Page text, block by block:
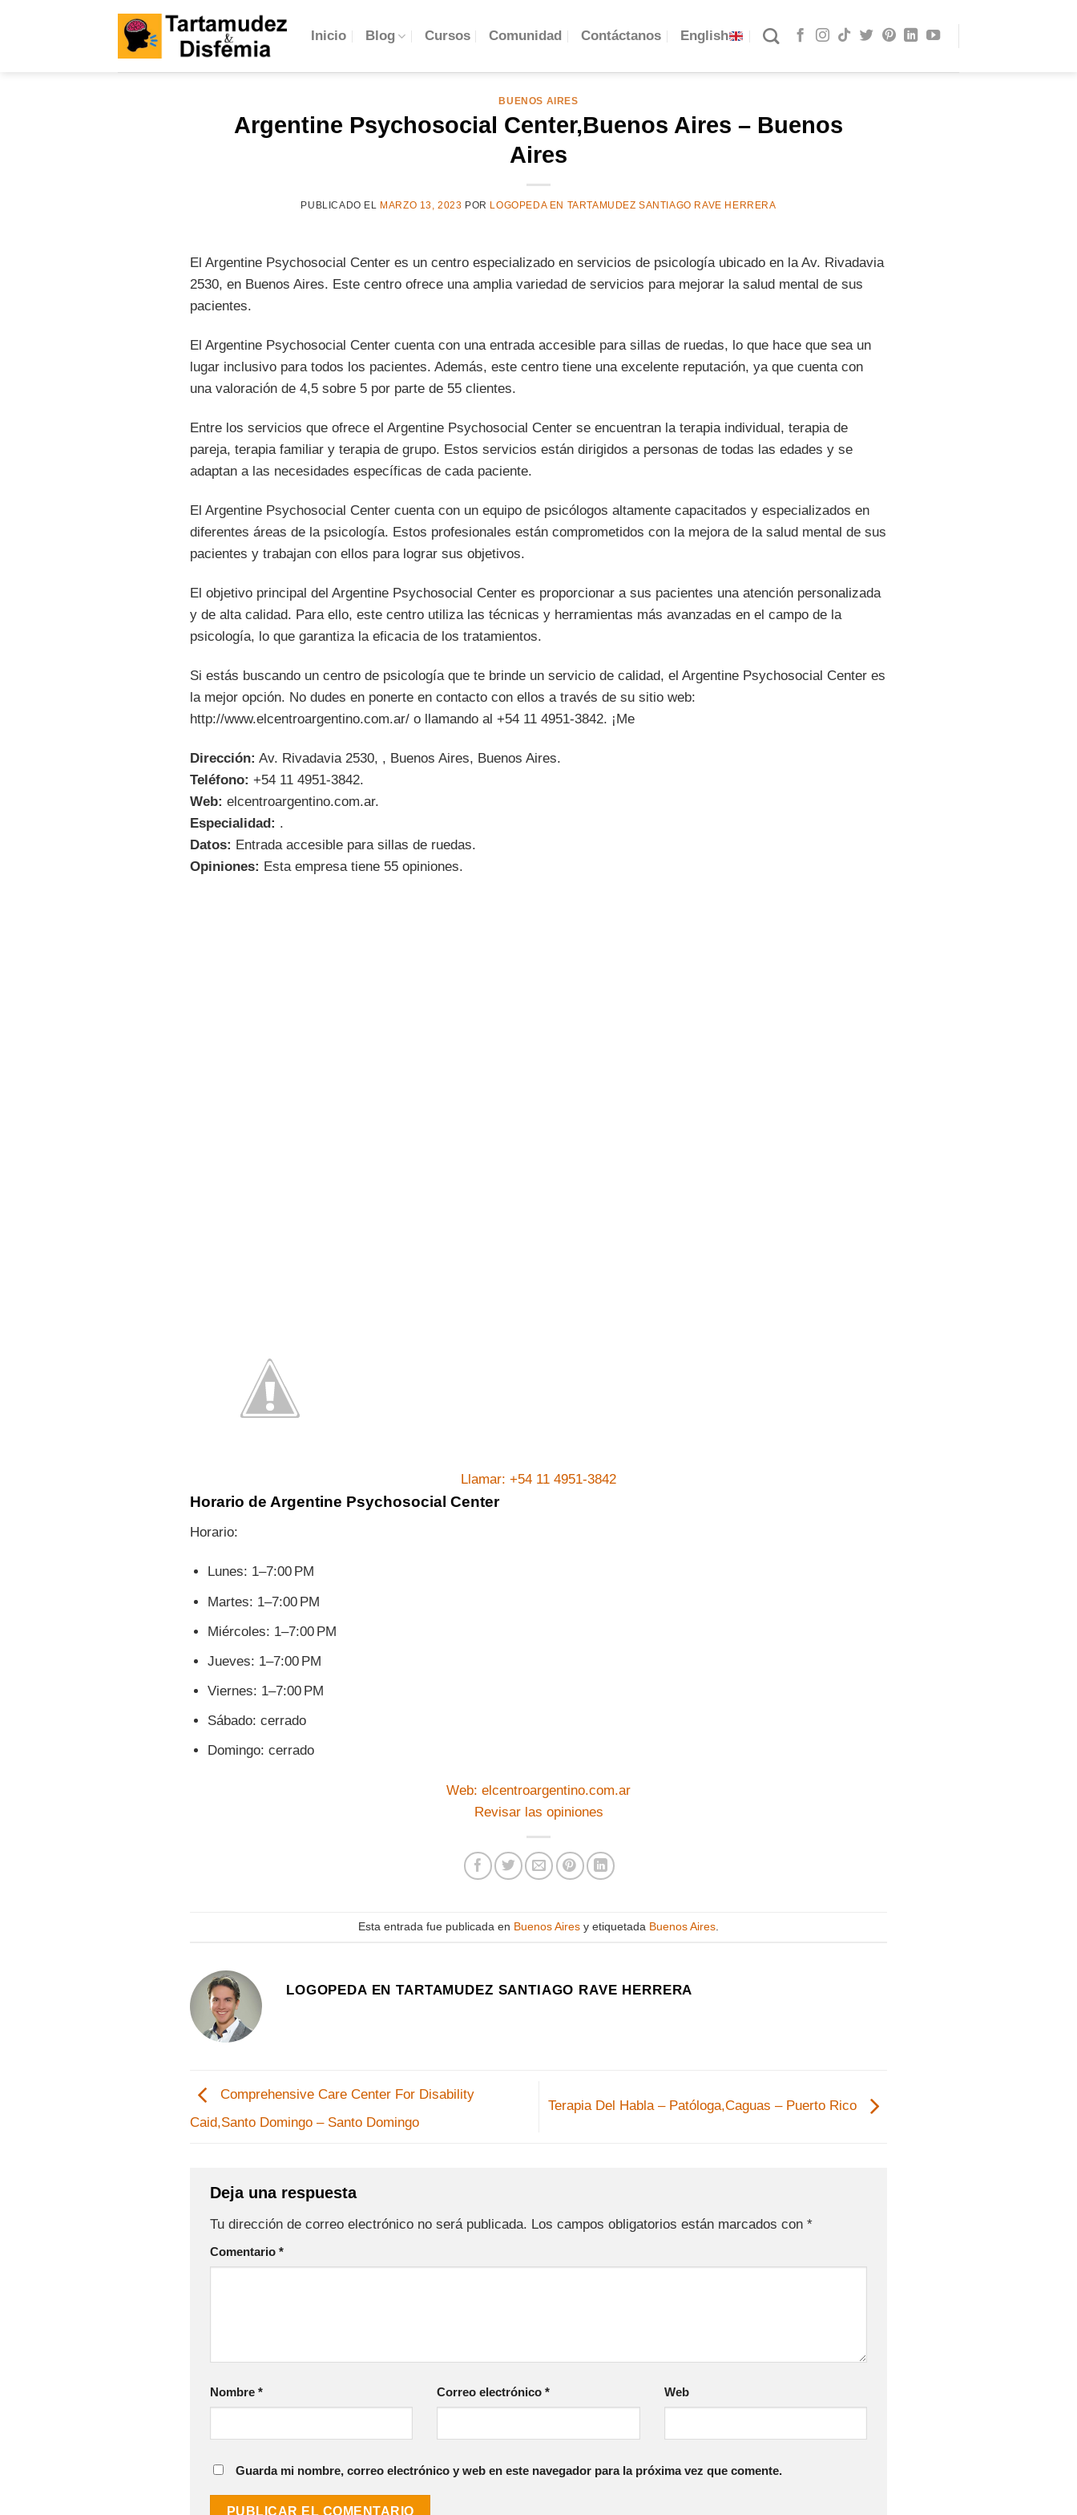
Inicio Blog Cursos Comunidad Contáctanos English
BUENOS AIRES
Argentine Psychosocial Center,Buenos Aires – Buenos
Aires
PUBLICADO EL MARZO 13, 2023 POR LOGOPEDA EN TARTAMUDEZ SANTIAGO RAVE HERRERA
El Argentine Psychosocial Center es un centro especializado en servicios de psicología ubicado en la Av. Rivadavia
2530, en Buenos Aires. Este centro ofrece una amplia variedad de servicios para mejorar la salud mental de sus
pacientes.
El Argentine Psychosocial Center cuenta con una entrada accesible para sillas de ruedas, lo que hace que sea un
lugar inclusivo para todos los pacientes. Además, este centro tiene una excelente reputación, ya que cuenta con
una valoración de 4,5 sobre 5 por parte de 55 clientes.
Entre los servicios que ofrece el Argentine Psychosocial Center se encuentran la terapia individual, terapia de
pareja, terapia familiar y terapia de grupo. Estos servicios están dirigidos a personas de todas las edades y se
adaptan a las necesidades específicas de cada paciente.
El Argentine Psychosocial Center cuenta con un equipo de psicólogos altamente capacitados y especializados en
diferentes áreas de la psicología. Estos profesionales están comprometidos con la mejora de la salud mental de sus
pacientes y trabajan con ellos para lograr sus objetivos.
El objetivo principal del Argentine Psychosocial Center es proporcionar a sus pacientes una atención personalizada
y de alta calidad. Para ello, este centro utiliza las técnicas y herramientas más avanzadas en el campo de la
psicología, lo que garantiza la eficacia de los tratamientos.
Si estás buscando un centro de psicología que te brinde un servicio de calidad, el Argentine Psychosocial Center es
la mejor opción. No dudes en ponerte en contacto con ellos a través de su sitio web:
http://www.elcentroargentino.com.ar/ o llamando al +54 11 4951-3842. ¡Me
Dirección: Av. Rivadavia 2530, , Buenos Aires, Buenos Aires.
Teléfono: +54 11 4951-3842.
Web: elcentroargentino.com.ar.
Especialidad: .
Datos: Entrada accesible para sillas de ruedas.
Opiniones: Esta empresa tiene 55 opiniones.
Llamar: +54 11 4951-3842
Horario de Argentine Psychosocial Center
Horario:
Lunes: 1–7:00 PM
Martes: 1–7:00 PM
Miércoles: 1–7:00 PM
Jueves: 1–7:00 PM
Viernes: 1–7:00 PM
Sábado: cerrado
Domingo: cerrado
Web: elcentroargentino.com.ar
Revisar las opiniones
Esta entrada fue publicada en Buenos Aires y etiquetada Buenos Aires
LOGOPEDA EN TARTAMUDEZ SANTIAGO RAVE HERRERA
Comprehensive Care Center For Disability
Caid,Santo Domingo – Santo Domingo
Terapia Del Habla – Patóloga,Caguas – Puerto Rico
Deja una respuesta
Tu dirección de correo electrónico no será publicada. Los campos obligatorios están marcados con *
Comentario *
Nombre * Correo electrónico* Web
Guarda mi nombre, correo electrónico y web en este navegador para la próxima vez que comente.